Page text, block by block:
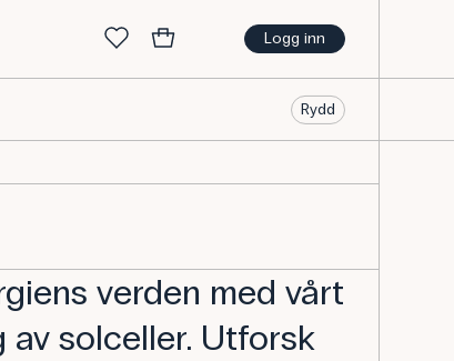
Logg inn
Rydd
verden med vårt
solceller. Utforsk